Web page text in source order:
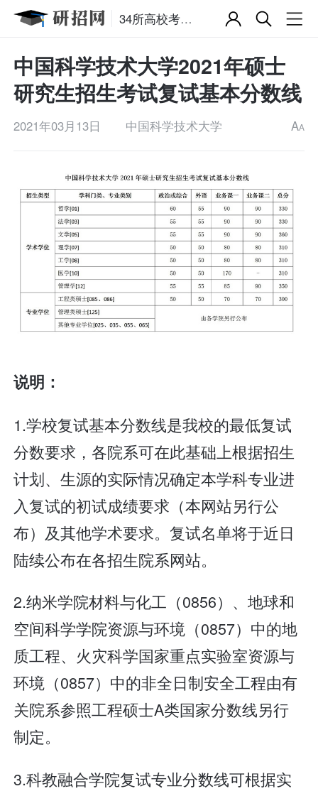
34所高校考研复试分数线
中国科学技术大学2021年硕士
研究生招生考试复试基本分数线
2021年03月13日 中国科学技术大学 AA
说明：
1.学校复试基本分数线是我校的最低复试
分数要求，各院系可在此基础上根据招生
计划、生源的实际情况确定本学科专业进
入复试的初试成绩要求（本网站另行公
布）及其他学术要求。复试名单将于近日
陆续公布在各招生院系网站。
2.纳米学院材料与化工（0856）、地球和
空间科学学院资源与环境（0857）中的地
质工程、火灾科学国家重点实验室资源与
环境（0857）中的非全日制安全工程由有
关院系参照工程硕士A类国家分数线另行
制定。
3.科教融合学院复试专业分数线可根据实